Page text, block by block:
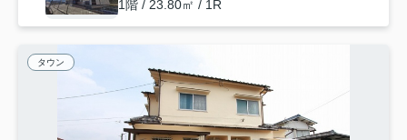
1階 / 23.80㎡ / 1R
タウン